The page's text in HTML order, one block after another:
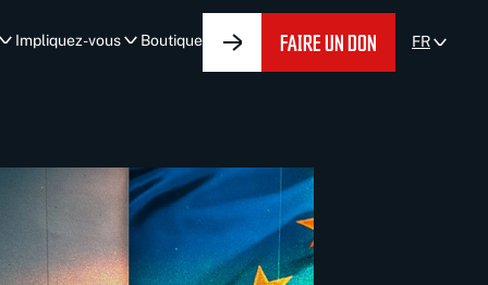
Impliquez-vous Boutique FAIRE UN DON FR